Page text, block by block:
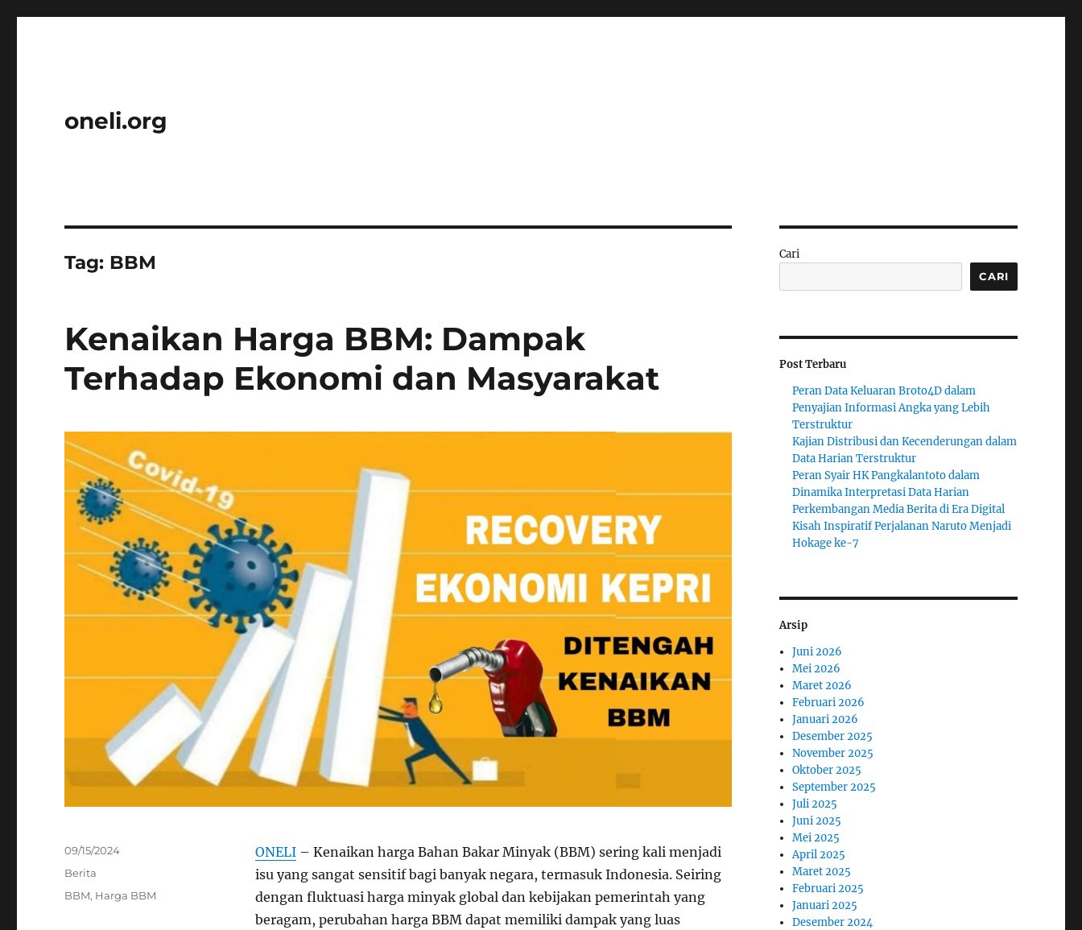
oneli.org
Tag: BBM
Kenaikan Harga BBM: Dampak
Terhadap Ekonomi dan Masyarakat
ONELI– Kenaikan harga Bahan Bakar Minyak (BBM) sering kali menjadi
isu yang sangat sensitif bagi banyak negara, termasuk Indonesia. Seiring
dengan fluktuasi harga minyak global dan kebijakan pemerintah yang
beragam, perubahan harga BBM dapat memiliki dampak yang luas
Posted
09/15/2024
Categories
Berita
Tags
BBM, Harga BBM
Cari
CARI
Post Terbaru
Peran Data Keluaran Broto4D dalam
Penyajian Informasi Angka yang Lebih
Terstruktur
Kajian Distribusi dan Kecenderungan dalam
Data Harian Terstruktur
Peran Syair HK Pangkalantoto dalam
Dinamika Interpretasi Data Harian
Perkembangan Media Berita di Era Digital
Kisah Inspiratif Perjalanan Naruto Menjadi
Hokage ke-7
Arsip
Juni 2026
Mei 2026
Maret 2026
Februari 2026
Januari 2026
Desember 2025
November 2025
Oktober 2025
September 2025
Juli 2025
Juni 2025
Mei 2025
April 2025
Maret 2025
Februari 2025
Januari 2025
Desember 2024